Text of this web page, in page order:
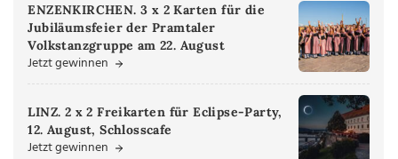
ENZENKIRCHEN. 3 x 2 Karten für die
Jubiläumsfeier der Pramtaler
Volkstanzgruppe am 22. August
Jetzt gewinnen
LINZ. 2 x 2 Freikarten für Eclipse-Party,
12. August, Schlosscafe
Jetzt gewinnen